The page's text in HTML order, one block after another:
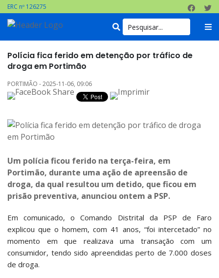
ERC nº 126275
Polícia fica ferido em detenção por tráfico de
droga em Portimão
PORTIMÃO - 2025-11-06, 09:06
Um polícia ficou ferido na terça-feira, em
Portimão, durante uma ação de apreensão de
droga, da qual resultou um detido, que ficou em
prisão preventiva, anunciou ontem a PSP.
Em comunicado, o Comando Distrital da PSP de Faro
explicou que o homem, com 41 anos, “foi intercetado” no
momento em que realizava uma transação com um
consumidor, tendo sido apreendidas perto de 7.000 doses
de droga.